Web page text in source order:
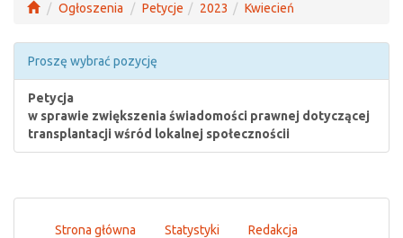
Ogłoszenia Petycje 2023 Kwiecień
Proszę wybrać pozycję
Petycja
w sprawie zwiększenia świadomości prawnej dotyczącej
transplantacji wśród lokalnej społecznościi
Strona główna Statystyki Redakcja